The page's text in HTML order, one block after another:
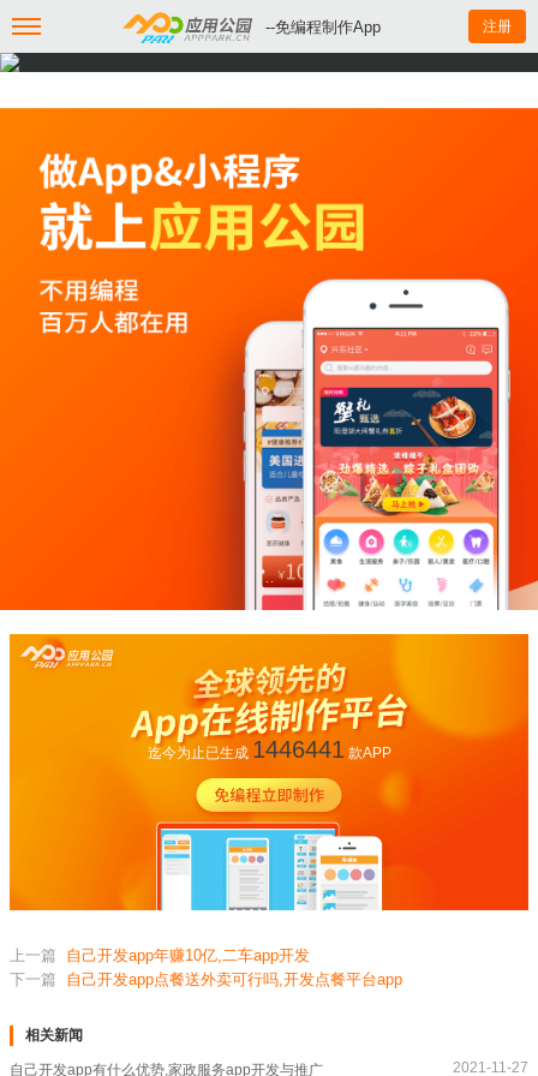
--免编程制作App 注册
迄今为止已生成 1446441款APP
上一篇
自己开发app年赚10亿,二车app开发
下一篇
自己开发app点餐送外卖可行吗,开发点餐平台app
相关新闻
自己开发app有什么优势,家政服务app开发与推广 2021-11-27